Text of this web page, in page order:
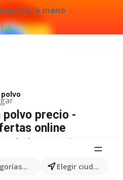
a la mano
productos... Elegir ciudad
polvo precio -
online
para este
tiendas Makro